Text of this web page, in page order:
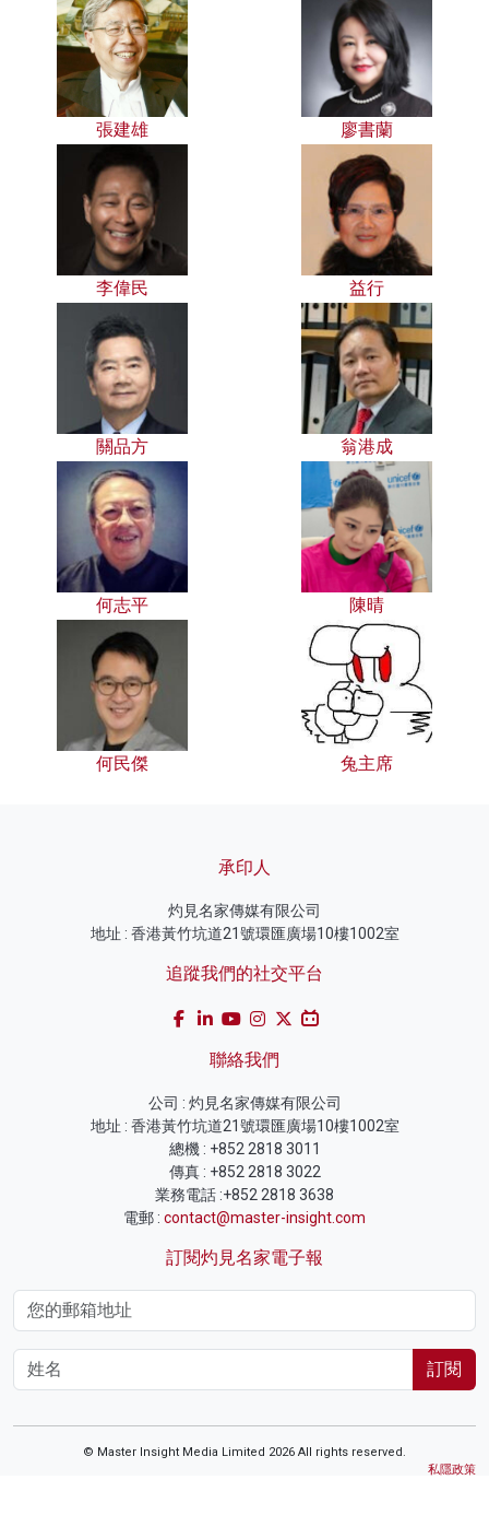
張建雄 廖書蘭
李偉民 益行
關品方 翁港成
何志平 陳晴
何民傑 兔主席
承印人
灼見名家傳媒有限公司
地址 : 香港黃竹坑道21號環匯廣場10樓1002室
追蹤我們的社交平台
聯絡我們
公司 : 灼見名家傳媒有限公司
地址 : 香港黃竹坑道21號環匯廣場10樓1002室
總機 : +852 2818 3011
傳真 : +852 2818 3022
業務電話 :+852 2818 3638
電郵 : contact@master-insight.com
訂閱灼見名家電子報
訂閱
© Master Insight Media Limited 2026 All rights reserved.
私隱政策